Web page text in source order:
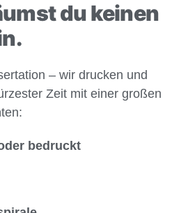
du keinen
– wir drucken und
Zeit mit einer großen
bedruckt